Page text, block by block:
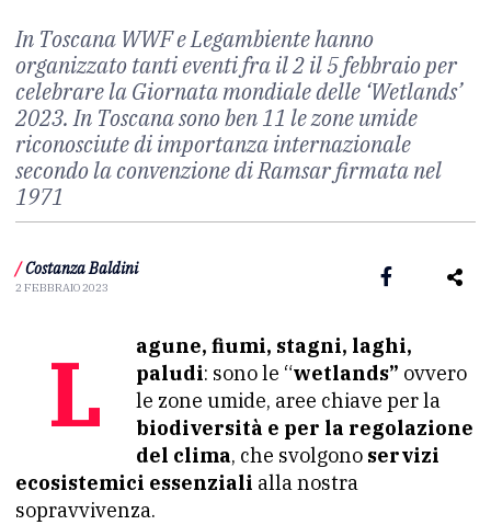
In Toscana WWF e Legambiente hanno
organizzato tanti eventi fra il 2 il 5 febbraio per
celebrare la Giornata mondiale delle ‘Wetlands’
2023. In Toscana sono ben 11 le zone umide
riconosciute di importanza internazionale
secondo la convenzione di Ramsar firmata nel
1971
/ Costanza Baldini
2 FEBBRAIO 2023
Lagune, fiumi, stagni, laghi, paludi: sono le “wetlands” ovvero
le zone umide, aree chiave per la
biodiversità e per la regolazione
del clima, che svolgono servizi
ecosistemici essenziali alla nostra
sopravvivenza.